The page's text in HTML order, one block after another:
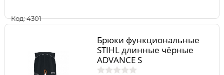
Код: 4301
Брюки функциональные
STIHL длинные чёрные
ADVANCE S